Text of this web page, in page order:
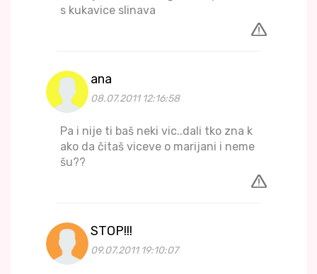
s kukavice slinava
ana
08.07.2011 12:16:58
Pa i nije ti baš neki vic..dali tko zna k
ako da čitaš viceve o marijani i neme
šu??
STOP!!!
09.07.2011 19:10:07